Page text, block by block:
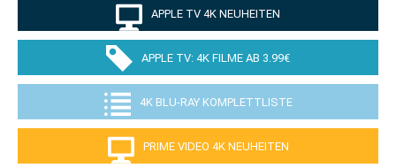
APPLE TV 4K NEUHEITEN
APPLE TV: 4K FILME AB 3.99€
4K BLU-RAY KOMPLETTLISTE
PRIME VIDEO 4K NEUHEITEN